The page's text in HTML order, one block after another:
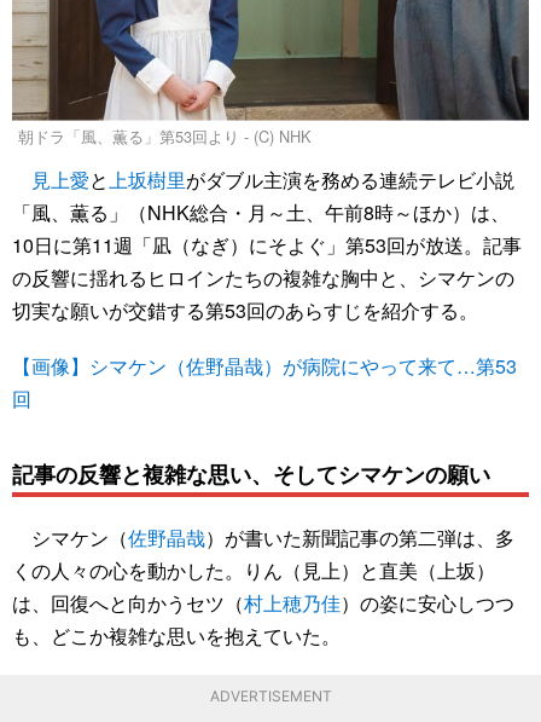
朝ドラ「風、薫る」第53回より - (C) NHK
見上愛と上坂樹里がダブル主演を務める連続テレビ小説
「風、薫る」（NHK総合・月～土、午前8時～ほか）は、
10日に第11週「凪（なぎ）にそよぐ」第53回が放送。記事
の反響に揺れるヒロインたちの複雑な胸中と、シマケンの
切実な願いが交錯する第53回のあらすじを紹介する。
【画像】シマケン（佐野晶哉）が病院にやって来て…第53
回
記事の反響と複雑な思い、そしてシマケンの願い
シマケン（佐野晶哉）が書いた新聞記事の第二弾は、多
くの人々の心を動かした。りん（見上）と直美（上坂）
は、回復へと向かうセツ（村上穂乃佳）の姿に安心しつつ
も、どこか複雑な思いを抱えていた。
ADVERTISEMENT